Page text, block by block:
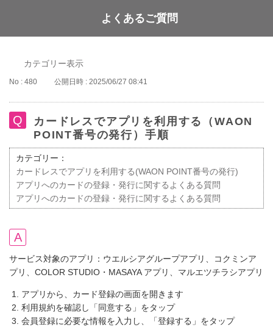
WAON POINT
よくあるご質問
カテゴリー表示
No : 480 公開日時 : 2025/06/27 08:41
カードレスでアプリを利用する（WAON
POINT番号の発行）手順
カテゴリー：
カードレスでアプリを利用する(WAON POINT番号の発行)
アプリへのカードの登録・発行に関するよくある質問
アプリへのカードの登録・発行に関するよくある質問
サービス対象のアプリ：ウエルシアグループアプリ、コクミンア
プリ、COLOR STUDIO・MASAYA アプリ、マルエツチラシアプリ
アプリから、カード登録の画面を開きます
利用規約を確認し「同意する」をタップ
会員登録に必要な情報を入力し、「登録する」をタップ